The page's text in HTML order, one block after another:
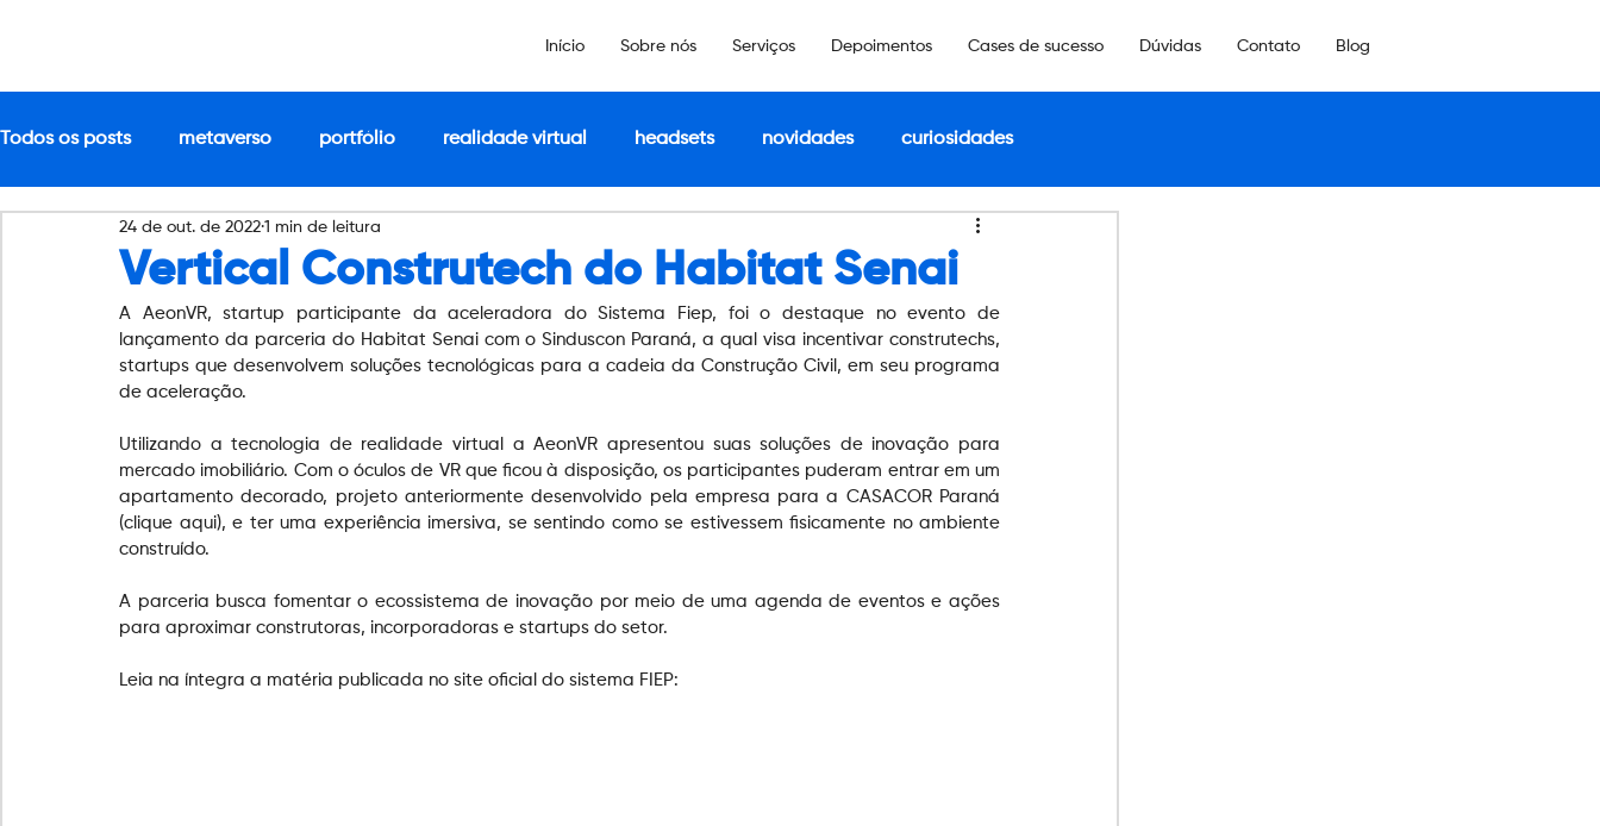
Início Sobre nós Serviços Depoimentos Cases de sucesso Dúvidas Contato Blog
Todos os posts metaverso portfólio realidade virtual headsets novidades curiosidades
Vertical Construtech do Habitat Senai
24 de out. de 2022 1 min de leitura
A AeonVR, startup participante da aceleradora do Sistema Fiep, foi o destaque no evento de
lançamento da parceria do Habitat Senai com o Sinduscon Paraná, a qual visa incentivar construtechs,
startups que desenvolvem soluções tecnológicas para a cadeia da Construção Civil, em seu programa
de aceleração.
Utilizando a tecnologia de realidade virtual a AeonVR apresentou suas soluções de inovação para
mercado imobiliário. Com o óculos de VR que ficou à disposição, os participantes puderam entrar em um
apartamento decorado, projeto anteriormente desenvolvido pela empresa para a CASACOR Paraná
(clique aqui), e ter uma experiência imersiva, se sentindo como se estivessem fisicamente no ambiente
construído.
A parceria busca fomentar o ecossistema de inovação por meio de uma agenda de eventos e ações
para aproximar construtoras, incorporadoras e startups do setor.
Leia na íntegra a matéria publicada no site oficial do sistema FIEP: